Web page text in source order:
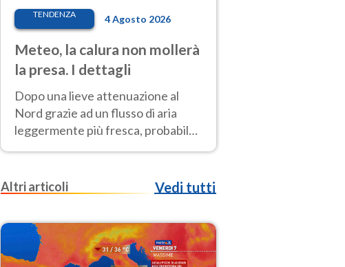
TENDENZA 4 Agosto 2026
Meteo, la calura non mollerà
la presa. I dettagli
Dopo una lieve attenuazione al
Nord grazie ad un flusso di aria
leggermente più fresca, probabile
nuovo rinforzo dell’anticiclone
Altri articoli
Vedi tutti